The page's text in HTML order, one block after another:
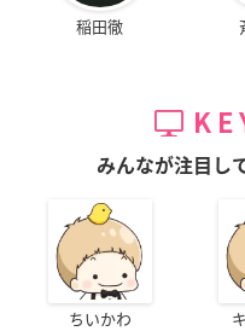
稲田徹
みんなが注目し
ちいかわ